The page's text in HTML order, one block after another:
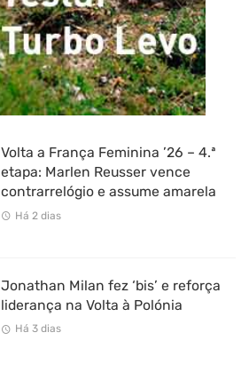
Volta a França Feminina ’26 – 4.ª
etapa: Marlen Reusser vence
contrarrelógio e assume amarela
Há 2 dias
Jonathan Milan fez ‘bis’ e reforça
liderança na Volta à Polónia
Há 3 dias